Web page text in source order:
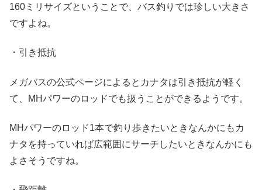
160ミリサイズということで、バス釣りでは珍しい大きさ
ですよね。
・引き抵抗
メガバスの公式ページによるとカナタは引き抵抗が軽く
て、MHパワーのロッドでも扱うことができるようです。
MHパワーのロッド1本で釣り歩きたいときなんかにもカ
ナタを持っていれば広範囲にサーチしたいときなんかにも
よさそうですね。